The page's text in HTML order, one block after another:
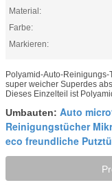
Material:
Farbe:
Markieren:
Polyamid-Auto-
super weicher Superdes
Dieses Einzelteil ist
Umbauten: Auto
Reinigungstücher
eco freundliche